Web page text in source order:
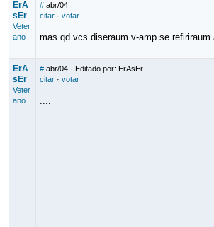
ErA
sEr
Veter
ano
# abr/04
citar· votar
mas qd vcs diseraum v-amp se refiriraum
ErA
sEr
Veter
ano
# abr/04· Editado por: ErAsEr
citar· votar
....